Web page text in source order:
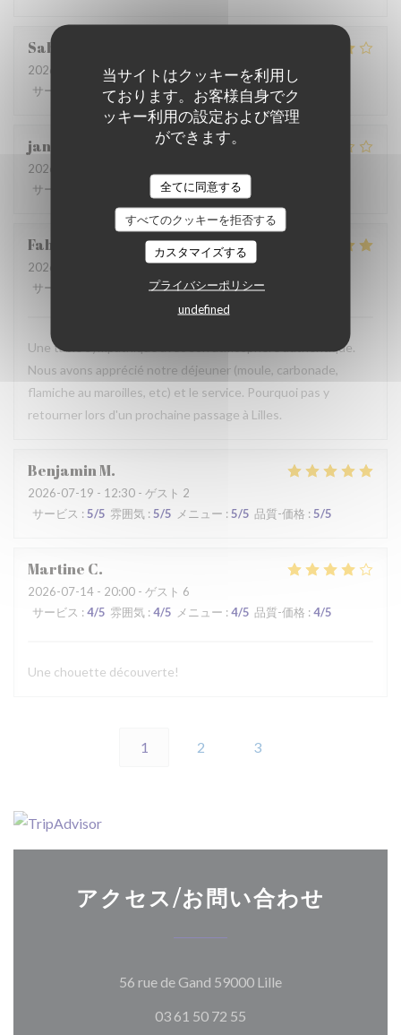
当サイトはクッキーを利用し
ております。お客様自身でク
ッキー利用の設定および管理
ができます。
全てに同意する
すべてのクッキーを拒否する
カスタマイズする
プライバシーポリシー
undefined
Sabrina
2026-07-25
- 21:00 - ゲスト 2
サービス
/5 雰囲気 4 /5 メニュー:4/5 品質-価格
jan
2026-07-28
サービス
/5 メニュー:3/5
Fabrice
2026-07-19
- 12:00 - ゲスト 3
サービス
:5/5 メニュー:4/5 品質-価格
Une table sympathique avec son atmosphère authentique.
Nous avons apprécié notre déjeuner (moule, carbonade,
flamiche au maroilles, etc) et le service. Pourquoi pas y
retourner lors d'un prochaine passage à Lilles.
BenjaminM
2026-07-19 - 12:30 - ゲスト 2
サービス :5/5 雰囲気 : 5/5 メニュー : 5/5 品質-価格 :5/5
Martine C
2026-07-14 - 20:00 - ゲスト 6
サービス : 4/5 雰囲気 : 4/5 メニュー : 4/5 品質-価格 : 4/5
Une chouette découverte!
1 2 3
アクセス/お問い合わせ
56 rue de Gand 59000 Lille((新しいウィンド
03 61 50 72 55